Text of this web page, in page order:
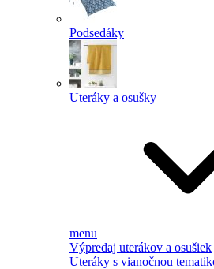
Podsedáky
Uteráky a osušky
menu
Výpredaj uterákov a osušiek
Uteráky s vianočnou